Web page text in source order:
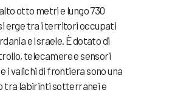
otto metri e lungo 730
erge tra i territori occupati
e Israele. È dotato di
telecamere e sensori
i valichi di frontiera sono una
tra labirinti sotterranei e